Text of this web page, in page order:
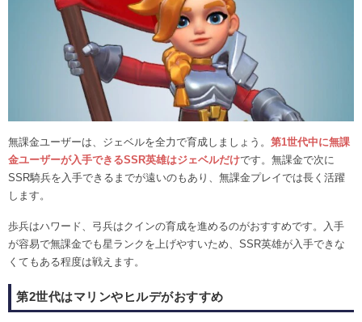
無課金ユーザーは、ジェベルを全力で育成しましょう。 第1世代中に無課
金ユーザーが入手できるSSR英雄はジェベルだけです。無課金で次に
SSR騎兵を入手できるまでが遠いのもあり、無課金プレイでは長く活躍
します。
歩兵はハワード、弓兵はクインの育成を進めるのがおすすめです。入手
が容易で無課金でも星ランクを上げやすいため、SSR英雄が入手できな
くてもある程度は戦えます。
第2世代はマリンやヒルデがおすすめ